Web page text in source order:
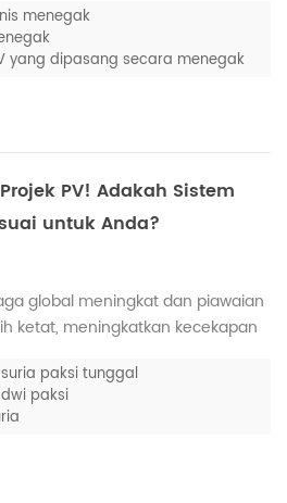
solar. Dengan kejayaan mereka
ruang dan ciri penjanaan
PV menegak semakin mendapat
kelebihan teknikal dan
menegak
yang dipasang secara menegak
PV! Adakah Sistem
untuk Anda?
global meningkat dan piawaian
ketat, meningkatkan kecekapan
satu faktor paling kritikal yang
ini ialah sudut kejadian suria.
dinamik melaraskan
tangkapan
paksi tunggal
paksi